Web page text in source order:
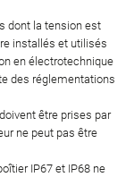
dont la tension est
installés et utilisés
en électrotechnique
des réglementations
être prises par
ne peut pas être
IP67 et IP68 ne